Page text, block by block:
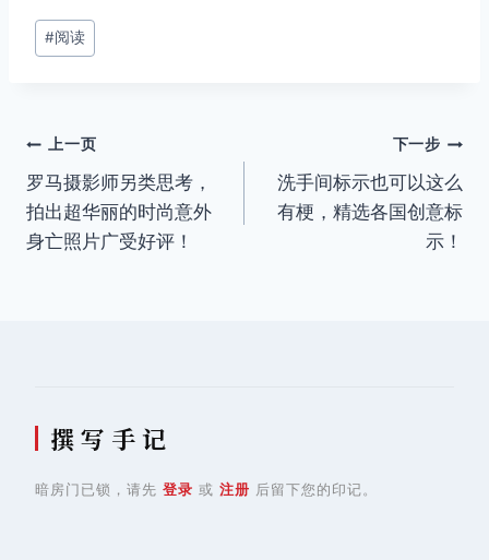
文
章
#阅读
文
章
导
上一页
罗马摄影师另类思考，
拍出超华丽的时尚意外
身亡照片广受好评！
下一步
洗手间标示也可以这么
有梗，精选各国创意标
示！
撰 写 手 记
暗房门已锁，请先 登录 或 注册 后留下您的印记。